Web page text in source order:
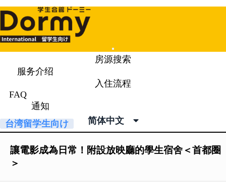
Mobile
Menu
房源搜索
服务介绍
入住流程
FAQ
通知
简体中文
通知
台湾留学生向け
讓電影成為日常！附設放映廳的學生宿舍＜首都圈
＞